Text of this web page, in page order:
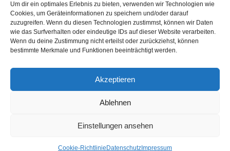
Um dir ein optimales Erlebnis zu bieten, verwenden wir Technologien wie
Cookies, um Geräteinformationen zu speichern und/oder darauf
zuzugreifen. Wenn du diesen Technologien zustimmst, können wir Daten
wie das Surfverhalten oder eindeutige IDs auf dieser Website verarbeiten.
Wenn du deine Zustimmung nicht erteilst oder zurückziehst, können
bestimmte Merkmale und Funktionen beeinträchtigt werden.
Akzeptieren
Ablehnen
Einstellungen ansehen
Cookie-Richtlinie Datenschutz Impressum
Ausgabe verpasst? Kein Problem – einfach nachbestellen im
GmbH